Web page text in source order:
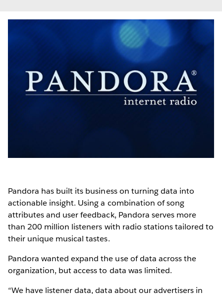
Pandora has built its business on turning data into
actionable insight. Using a combination of song
attributes and user feedback, Pandora serves more
than 200 million listeners with radio stations tailored to
their unique musical tastes.
Pandora wanted expand the use of data across the
organization, but access to data was limited.
“We have listener data, data about our advertisers in